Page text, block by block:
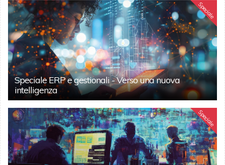
Speciale
Speciale ERP e gestionali - Verso una nuova
intelligenza
Speciale